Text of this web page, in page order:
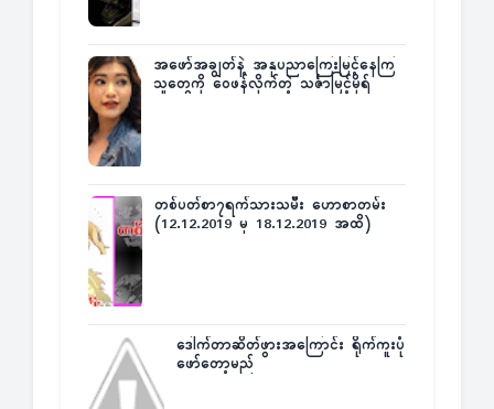
အဖော်အချွတ်နဲ့ အနုပညာကြေးမြင့်နေကြ
သူတွေကို ဝေဖန်လိုက်တဲ့ သင်္ဇာမြင့်မိုရ်
တစ်ပတ်စာ၇ရက်သားသမီး ဟောစာတမ်း
(12.12.2019 မှ 18.12.2019 အထိ)
ဒေါက်တာဆိတ်ဖွားအကြောင်း ရိုက်ကူးပုံ
ဖော်တော့မည်